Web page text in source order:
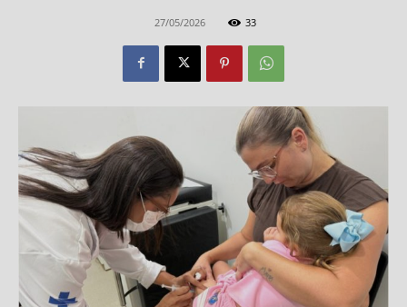
27/05/2026 33